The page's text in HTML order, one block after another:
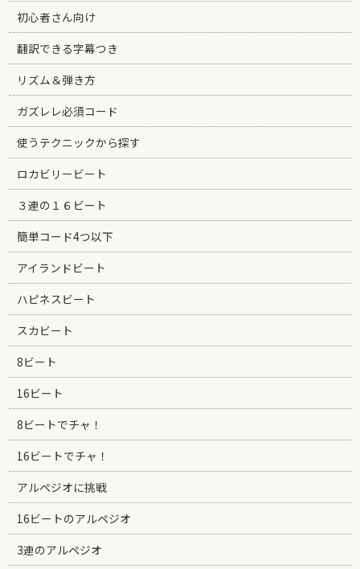
初心者さん向け
翻訳できる字幕つき
リズム＆弾き方
ガズレレ必須コード
使うテクニックから探す
ロカビリービート
３連の１６ビート
簡単コード4つ以下
アイランドビート
ハピネスビート
スカビート
8ビート
16ビート
8ビートでチャ！
16ビートでチャ！
アルペジオに挑戦
16ビートのアルペジオ
3連のアルペジオ